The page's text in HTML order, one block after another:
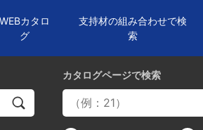
WEBカタロ
グ
支持材の組み合わせで検
索
カタログページで検索